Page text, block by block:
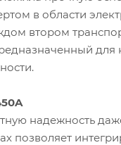
в области
втором
надежность
позволяет